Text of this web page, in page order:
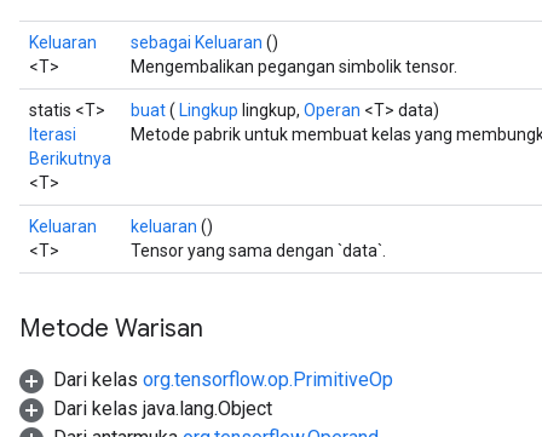
Keluaran
<T>
sebagai Keluaran ()
Mengembalikan pegangan simbolik tensor.
statis <T>
Iterasi
Berikutnya
<T>
buat( Lingkup lingkup, Operan <T> data)
Metode pabrik untuk membuat kelas yang
Keluaran
<T>
keluaran ()
Tensor yang sama dengan `data`.
Metode Warisan
Dari kelas org.tensorflow.op.PrimitiveOp
Dari kelas java.lang.Object